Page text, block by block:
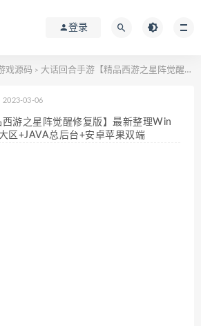
登录
戏源码 > 大话回合手游【精品西游之星阵觉醒修复版】最新整理Win半手工服务端+六个大区+JAVA总后台+安卓苹果双端
2023-03-06
游之星阵觉醒修复版】最新整理Win
区+JAVA总后台+安卓苹果双端